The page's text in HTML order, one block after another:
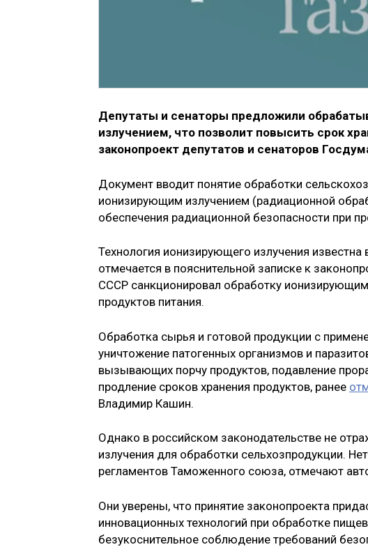
Депутаты и сенаторы предложили
излучением, что позволит повысить срок
законопроект депутатов и сенаторов
Документ вводит понятие обработки
ионизирующим излучением (радиационной
обеспечения радиационной безопасности при
Технология ионизирующего излучения
отмечается в пояснительной записке к
СССР санкционировал обработку
продуктов питания.
Обработка сырья и готовой продукции с
уничтожение патогенных организмов и
вызывающих порчу продуктов, подавление
продление сроков хранения продуктов, ранее
Владимир Кашин.
Однако в российском законодательстве не
излучения для обработки сельхозпродукции.
регламентов Таможенного союза, отмечают
Они уверены, что принятие законопроекта
инновационных технологий при обработке
безукоснительное соблюдение требований